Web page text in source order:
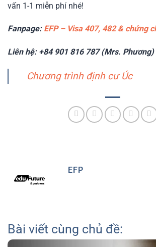
vấn 1-1 miễn phí nhé!
Fanpage: EFP – Visa 407, 482 & chứng
Liên hệ: +84 901 816 787 (Mrs. Phương)
Chương trình định cư Úc
EFP
Bài viết cùng chủ đề: